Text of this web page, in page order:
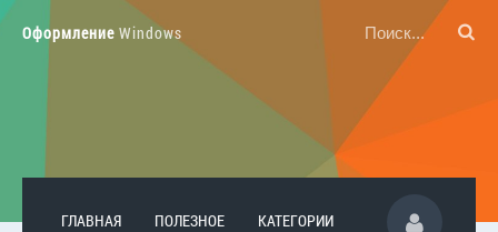
Оформление Windows
ГЛАВНАЯ ПОЛЕЗНОЕ КАТЕГОРИИ